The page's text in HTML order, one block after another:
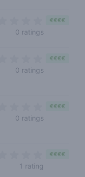
0 ratings
€€€€
0 ratings
€€€€
0 ratings
€€€€
1 rating
€€€€